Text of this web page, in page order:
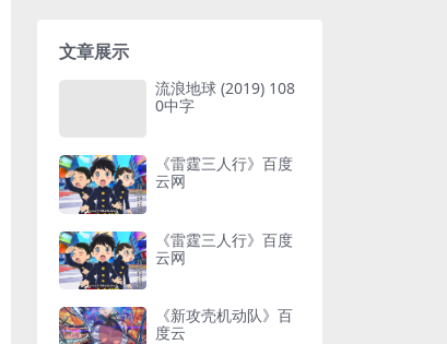
文章展示
流浪地球 (2019) 108
0中字
《雷霆三人行》百度
云网
《雷霆三人行》百度
云网
《新攻壳机动队》百
度云